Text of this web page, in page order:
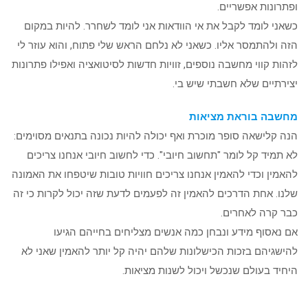
ופתרונות אפשריים.
כשאני לומד לקבל את אי הוודאות אני לומד לשחרר. להיות במקום
הזה ולהתמסר אליו. כשאני לא נלחם הראש שלי פתוח, והוא עוזר לי
לזהות קווי מחשבה נוספים, זוויות חדשות לסיטואציה ואפילו פתרונות
יצירתיים שלא חשבתי שיש בי.
מחשבה בוראת מציאות
הנה קלישאה סופר מוכרת ואף יכולה להיות נכונה בתנאים מסוימים:
לא תמיד קל לומר "תחשוב חיובי". כדי לחשוב חיובי אנחנו צריכים
להאמין וכדי להאמין אנחנו צריכים חוויות טובות שיטפחו את האמונה
שלנו. אחת הדרכים להאמין זה לפעמים לדעת שזה יכול לקרות כי זה
כבר קרה לאחרים.
אם נאסוף מידע ונבחן כמה אנשים מצליחים בחייהם הגיעו
להישגיהם בזכות הכישלונות שלהם יהיה קל יותר להאמין שאני לא
היחיד בעולם שנכשל ויכול לשנות מציאות.